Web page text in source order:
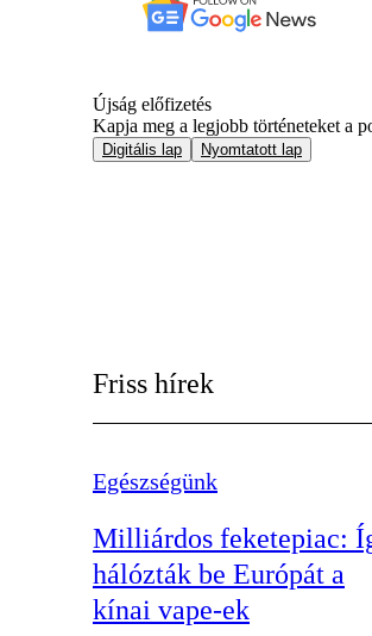
Újság előfizetés
Kapja meg a legjobb történeteket a
Digitális lap Nyomtatott lap
Friss hírek
Egészségünk
Milliárdos feketepiac:
hálózták be Európát a
kínai vape-ek